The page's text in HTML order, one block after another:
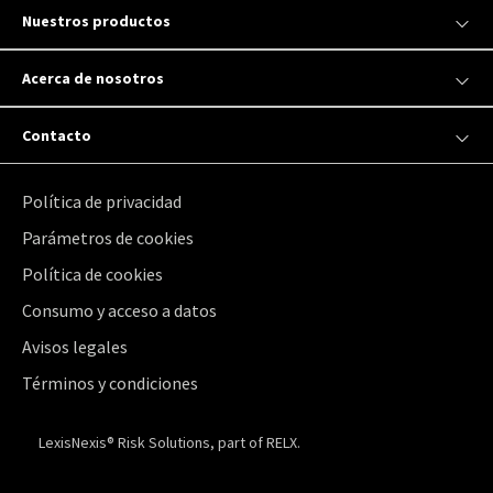
Nuestros productos
Acerca de nosotros
Contacto
Política de privacidad
Parámetros de cookies
Política de cookies
Consumo y acceso a datos
Avisos legales
Términos y condiciones
LexisNexis® Risk Solutions, part of RELX.